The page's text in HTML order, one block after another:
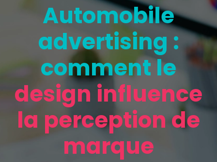
Automobile
advertising :
comment le
design influence
la perception de
marque